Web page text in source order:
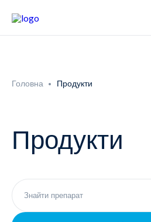
Новини
Неврологія
Фармаконагляд
Головна Продукти
Продукти